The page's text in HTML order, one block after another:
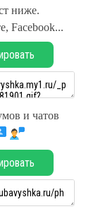
ниже.
Facebook...
и чатов